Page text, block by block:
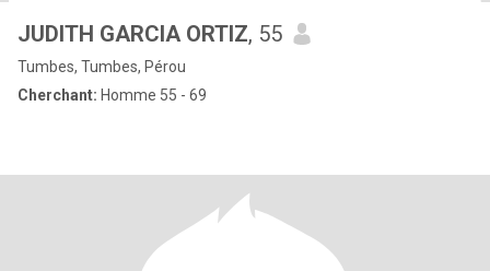
JUDITH GARCIA ORTIZ, 55
Tumbes, Tumbes, Pérou
Cherchant: Homme 55 - 69